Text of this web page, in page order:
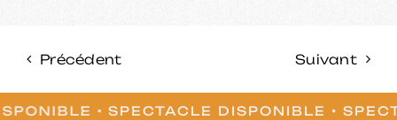
Précédent Suivant
• SPECTACLE DISPONIBLE •